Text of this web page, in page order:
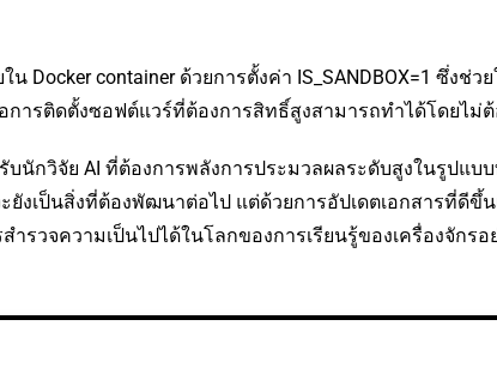
Docker container ด้วยการตั้งค่า IS_SANDBOX=1 ซึ่งช่
ารติดตั้งซอฟต์แวร์ที่ต้องการสิทธิ์สูงสามารถทำได้โดยไม่
บนักวิจัย AI ที่ต้องการพลังการประมวลผลระดับสูงในรูปแบ
งเป็นสิ่งที่ต้องพัฒนาต่อไป แต่ด้วยการอัปเดตเอกสารที่ดีขึ้
วจความเป็นไปได้ในโลกของการเรียนรู้ของเครื่องจักรอ